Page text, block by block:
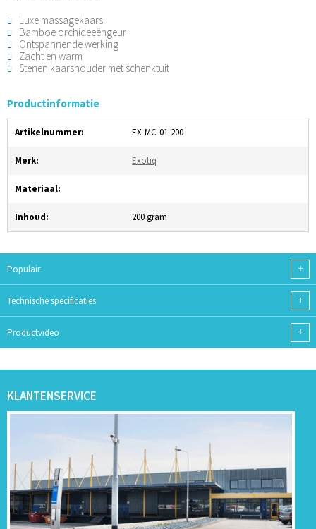
Luxe massagekaars
Bamboe orchideeëngeur
Ontspannende werking
Zacht en warm
Stenen kaarshouder met schenktuit
Productinformatie
Artikelnummer: EX-MC-01-200
Merk: Exotiq
Materiaal:
Inhoud: 200 gram
Populair +
Technische specificaties +
Productvideo +
KLANTENSERVICE